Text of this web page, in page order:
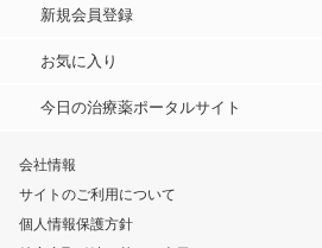
新規会員登録
お気に入り
今日の治療薬ポータルサイト
会社情報
サイトのご利用について
個人情報保護方針